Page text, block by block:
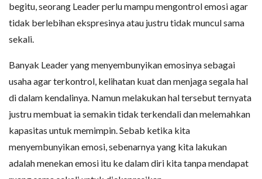
begitu, seorang Leader perlu mampu mengontrol emosi agar
tidak berlebihan ekspresinya atau justru tidak muncul sama
sekali.
Banyak Leader yang menyembunyikan emosinya sebagai
usaha agar terkontrol, kelihatan kuat dan menjaga segala hal
di dalam kendalinya. Namun melakukan hal tersebut ternyata
justru membuat ia semakin tidak terkendali dan melemahkan
kapasitas untuk memimpin. Sebab ketika kita
menyembunyikan emosi, sebenarnya yang kita lakukan
adalah menekan emosi itu ke dalam diri kita tanpa mendapat